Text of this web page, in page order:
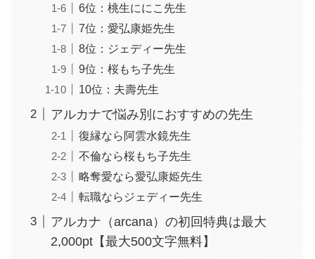
6位：桃生ににこ先生
7位：愛弘康姫先生
8位：ジェディー先生
9位：桜もち子先生
10位：夫壽先生
アルカナで悩み別におすすめの先生
復縁なら阿雲水鏡先生
不倫なら桜もち子先生
略奪愛なら愛弘康姫先生
転職ならジェディー先生
アルカナ（arcana）の初回特典は最大
2,000pt【最大500文字無料】